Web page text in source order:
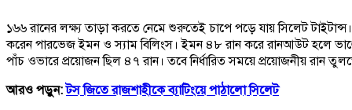
১৬৬ রানের লক্ষ্য তাড়া করতে নেমে শুরুতেই চাপে পড়ে যায় সিলেট
করেন পারভেজ ইমন ও স্যাম বিলিংস। ইমন ৪৮ রান করে রানআউট হলে
পাঁচ ওভারে প্রয়োজন ছিল ৪৭ রান। তবে নির্ধারিত সময়ে প্রয়োজনীয় রান
আরও পড়ুন:টস জিতে রাজশাহীকে ব্যাটিংয়ে পাঠালো সিলেট